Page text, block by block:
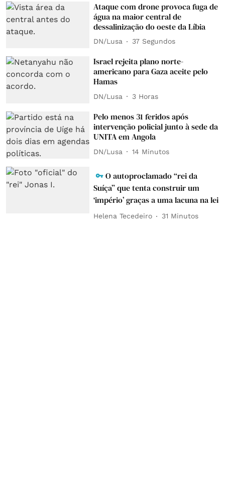
Ataque com drone provoca fuga de
água na maior central de
dessalinização do oeste da Líbia
DN/Lusa 38 Segundos
Israel rejeita plano norte-
americano para Gaza aceite pelo
Hamas
DN/Lusa 3 Horas
Pelo menos 31 feridos após
intervenção policial junto à sede da
UNITA em Angola
DN/Lusa 14 Minutos
O autoproclamado “rei da
Suíça” que tenta construir um
‘império’ graças a uma lacuna na lei
Helena Tecedeiro 31 Minutos